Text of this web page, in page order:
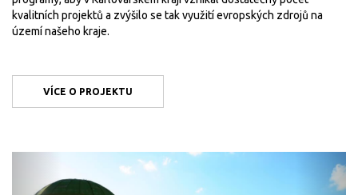
kvalitních projektů a zvýšilo se tak využití evropských zdrojů na
území našeho kraje.
VÍCE O PROJEKTU
Next